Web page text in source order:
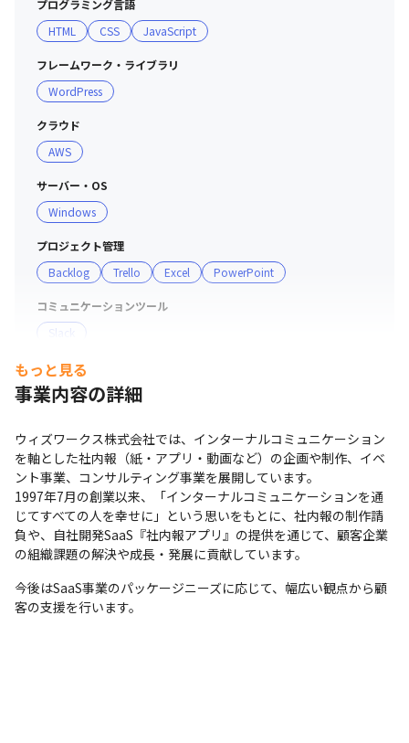
プログラミング言語
HTML
CSS JavaScript
フレームワーク・ライブラリ
WordPress
クラウド
AWS
サーバー・OS
Windows
プロジェクト管理
Backlog
Trello Excel PowerPoint
コミュニケーションツール
Slack
その他
Microsoft Flow
もっと見る
事業内容の詳細
ウィズワークス株式会社では、インターナルコミュニケーション
を軸とした社内報（紙・アプリ・動画など）の企画や制作、イベ
ント事業、コンサルティング事業を展開しています。
1997年7月の創業以来、「インターナルコミュニケーションを通
じてすべての人を幸せに」という思いをもとに、社内報の制作請
負や、自社開発SaaS『社内報アプリ』の提供を通じて、顧客企業
の組織課題の解決や成長・発展に貢献しています。
今後はSaaS事業のパッケージニーズに応じて、幅広い観点から顧
客の支援を行います。